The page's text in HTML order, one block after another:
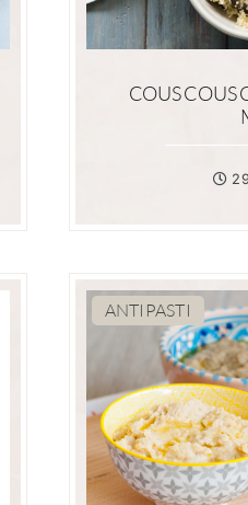
COUS COUS
ANTIPASTI